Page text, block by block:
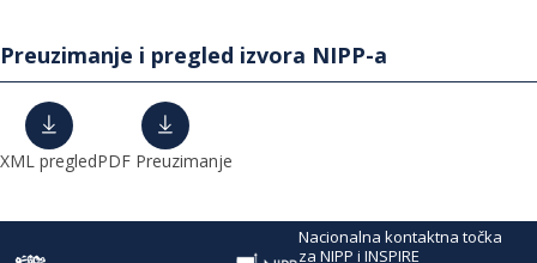
Preuzimanje i pregled izvora NIPP-a
XML pregledPDF Preuzimanje
Nacionalna kontaktna točka
za NIPP i INSPIRE